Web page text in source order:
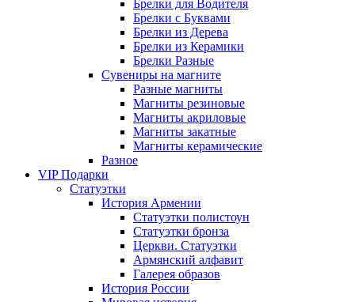
Брелки для Водителя
Брелки с Буквами
Брелки из Дерева
Брелки из Керамики
Брелки Разные
Сувениры на магните
Разные магниты
Магниты резиновые
Магниты акриловые
Магниты закатные
Магниты керамические
Разное
VIP Подарки
Статуэтки
История Армении
Статуэтки полистоун
Статуэтки бронза
Церкви. Статуэтки
Армянский алфавит
Галерея образов
История России